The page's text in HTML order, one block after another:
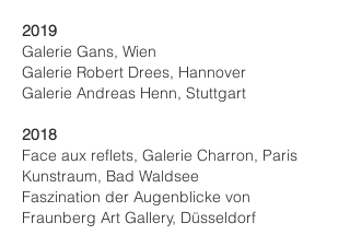
2019
Galerie Gans, Wien
Galerie Robert Drees, Hannover
Galerie Andreas Henn, Stuttgart
2018
Face aux reflets, Galerie Charron, Paris
Kunstraum, Bad Waldsee
Faszination der Augenblicke von
Fraunberg Art Gallery, Düsseldorf